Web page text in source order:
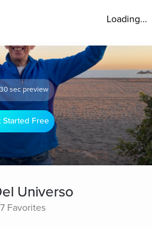
Loading...
30 sec preview
Started Free
Universo
7 Favorites